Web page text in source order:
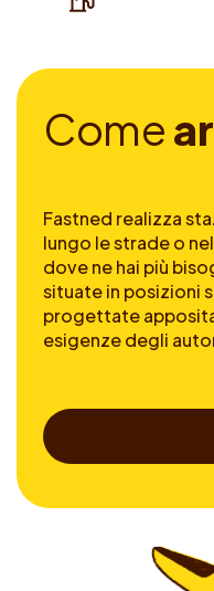
Comear
Fastned realizza
lungo le strade o
dove ne hai più
situate in posizioni
progettate
esigenze degli